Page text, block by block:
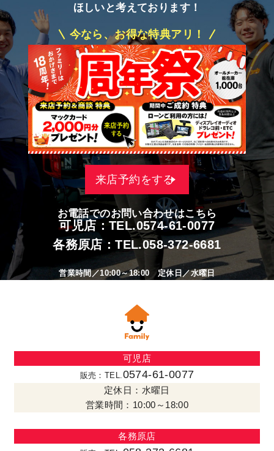
ほしいと考えております！
今なら、お得な特典アリ！
来店予約をする
お電話でのお問い合わせはこちら
可児店：TEL.0574-61-0077
各務原店：TEL.058-372-6681
営業時間／10:00～18:00 定休日／水曜日
可児店
販売：TEL.0574-61-0077
定休日：水曜日
営業時間：10:00～18:00
各務原店